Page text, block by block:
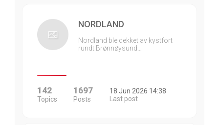
NORDLAND
Nordland ble dekket av kystfort
rundt Brønnøysund…
142
Topics
1697
Posts
18 Jun 2026 14:38
Last post